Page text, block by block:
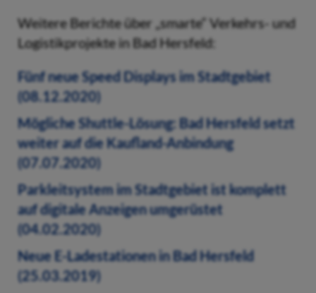
Weitere Berichte über „smarte“ Verkehrs- und
Logistikprojekte in Bad Hersfeld:
Fünf neue Speed Displays im Stadtgebiet
(08.12.2020)
Mögliche Shuttle-Lösung: Bad Hersfeld setzt
weiter auf die Kaufland-Anbindung
(07.07.2020)
Parkleitsystem im Stadtgebiet ist komplett
auf digitale Anzeigen umgerüstet
(04.02.2020)
Neue E-Ladestationen in Bad Hersfeld
(25.03.2019)